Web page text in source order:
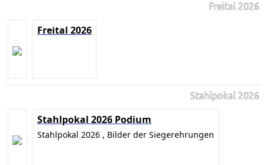
Freital 2026
Freital 2026
Stahlpokal 2026
Stahlpokal 2026 Podium
Stahlpokal 2026 , Bilder der Siegerehrungen